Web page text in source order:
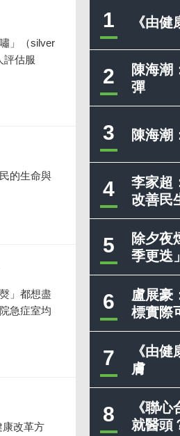
1 《由
2
陳海潮
彈
3 陳海潮
4
李家超
改善民
5
除夕夜
季更迭」
6
盧展豪
標實際
7
《由
膚
8
《聯
就醫頭
」（silver
評估服
的生命與
」都想盡
急症室均
康改革方